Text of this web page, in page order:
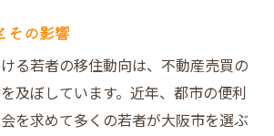
その影響
る若者の移住動向は、不動産売買の
及ぼしています。近年、都市の便利
を求めて多くの若者が大阪市を選ぶ